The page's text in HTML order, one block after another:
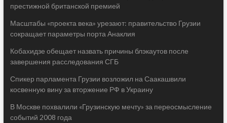
престижной британской премией
Масштабы «проекта века» урезают: правительство Грузии
сокращает параметры порта Анаклия
Кобахидзе обещает назвать причины блэкаутов после
завершения расследования СГБ
Спикер парламента Грузии возложил на Саакашвили
косвенную вину за вторжение РФ в Украину
В Москве похвалили «Грузинскую мечту» за переосмысление
событий 2008 года